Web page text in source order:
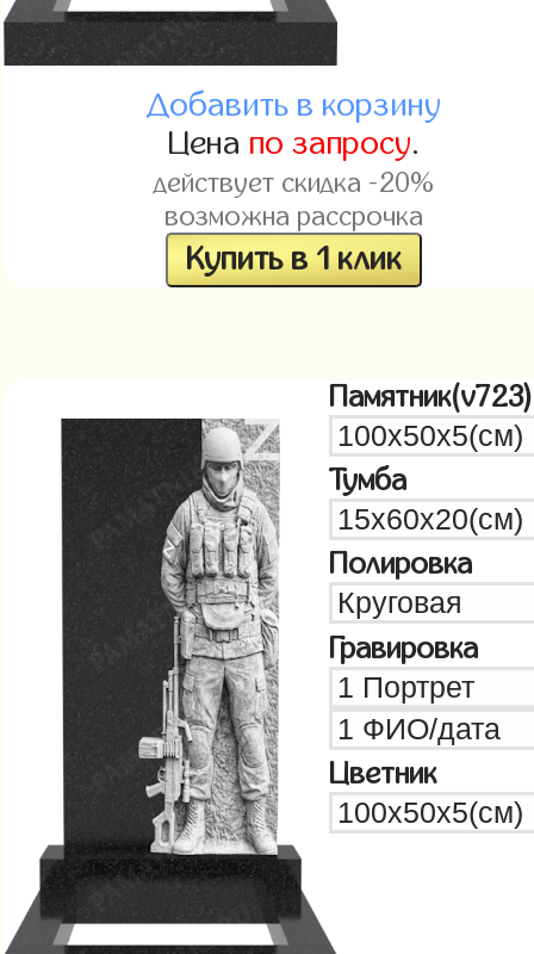
Добавить в корзину
Цена по запросу.
действует скидка -20%
возможна рассрочка
Купить в 1 клик
Памятник(v723)
Тумба
Полировка
Гравировка
Цветник